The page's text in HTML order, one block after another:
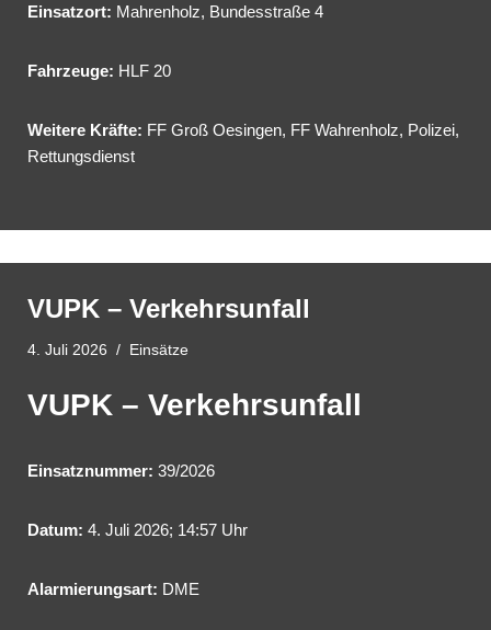
Einsatzort: Mahrenholz, Bundesstraße 4
Fahrzeuge: HLF 20
Weitere Kräfte: FF Groß Oesingen, FF Wahrenholz, Polizei,
Rettungsdienst
VUPK – Verkehrsunfall
4. Juli 2026 Einsätze
VUPK – Verkehrsunfall
Einsatznummer: 39/2026
Datum: 4. Juli 2026; 14:57 Uhr
Alarmierungsart: DME